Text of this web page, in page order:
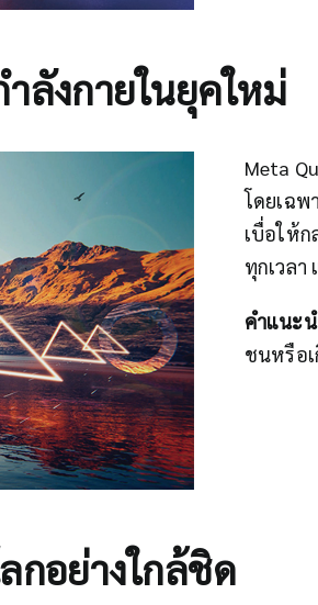
ำลังกายในยุคใหม่
Meta
โดยเฉพ
เบื่อให้
ทุกเวลา
คำแนะ
ชนหรือ
กอย่างใกล้ชิด